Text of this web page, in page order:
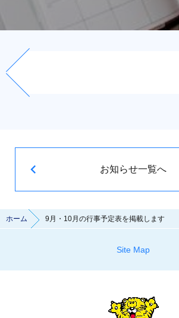
お知らせ一覧へ
ホーム 9月・10月の行事予定表を掲載します
Site Map